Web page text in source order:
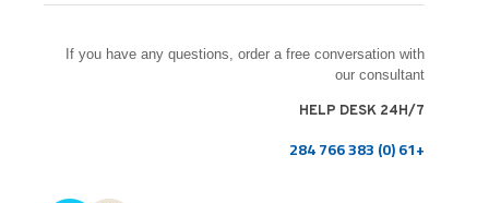
If you have any questions, order a free conversation with
our consultant
HELP DESK 24H/7
+61 (0) 383 766 284